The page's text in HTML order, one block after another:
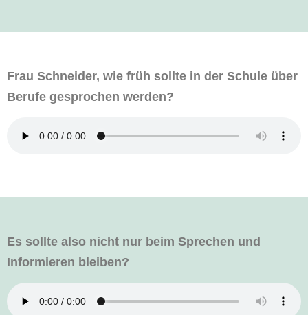
Frau Schneider, wie früh sollte in der Schule über
Berufe gesprochen werden?
Es sollte also nicht nur beim Sprechen und
Informieren bleiben?